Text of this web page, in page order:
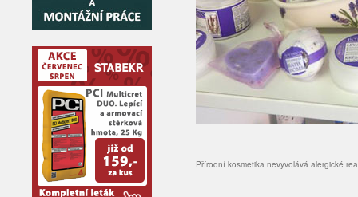
Přírodní kosmetika nevyvolává alergické